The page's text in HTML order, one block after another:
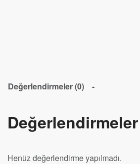
Değerlendirmeler (0)
Değerlendirmeler
Henüz değerlendirme yapılmadı.